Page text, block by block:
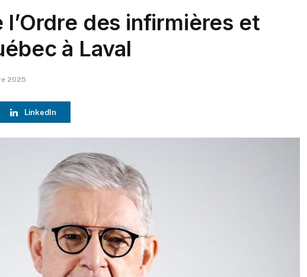
des infirmières et
à Laval
2025
LinkedIn